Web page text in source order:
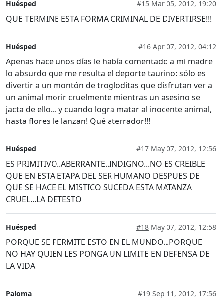
Huésped #15 Mar 05, 2012, 19:20
QUE TERMINE ESTA FORMA CRIMINAL DE DIVERTIRSE!!!
Huésped #16 Apr 07, 2012, 04:12
Apenas hace unos días le había comentado a mi madre
lo absurdo que me resulta el deporte taurino: sólo es
divertir a un montón de trogloditas que disfrutan ver a
un animal morir cruelmente mientras un asesino se
jacta de ello... y cuando logra matar al inocente animal,
hasta flores le lanzan! Qué aterrador!!!
Huésped #17 May 07, 2012, 12:56
ES PRIMITIVO..ABERRANTE..INDIGNO...NO ES CREIBLE
QUE EN ESTA ETAPA DEL SER HUMANO DESPUES DE
QUE SE HACE EL MISTICO SUCEDA ESTA MATANZA
CRUEL...LA DETESTO
Huésped #18 May 07, 2012, 12:58
PORQUE SE PERMITE ESTO EN EL MUNDO...PORQUE
NO HAY QUIEN LES PONGA UN LIMITE EN DEFENSA DE
LA VIDA
Paloma #19 Sep 11, 2012, 17:56